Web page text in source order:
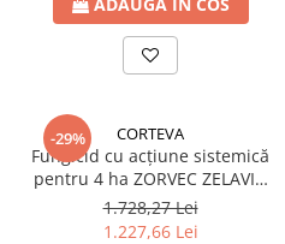
-29% CORTEVA
Fungicid cu acțiune sistemică
pentru 4 ha ZORVEC ZELAVIN
BRIA
1.728,27 Lei
1.227,66 Lei